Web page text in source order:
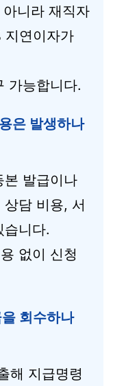
니라 재직자
지연이자가
가능합니다.
은 발생하나
본 발급이나
담 비용, 서
습니다.
없이 신청
회수하나
해 지급명령